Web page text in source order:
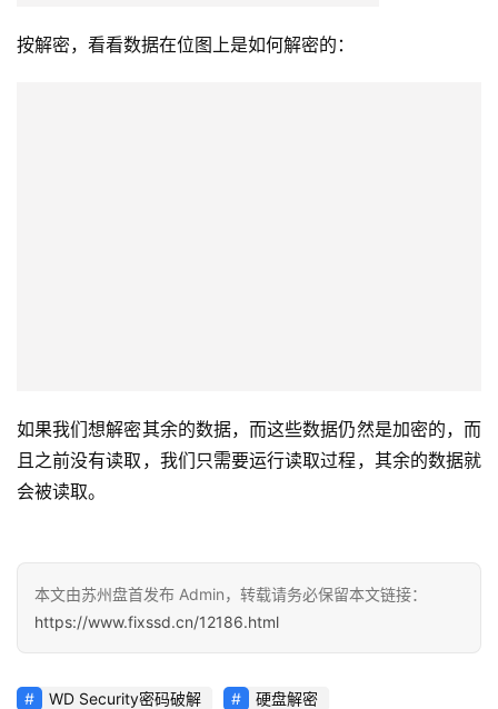
按解密，看看数据在位图上是如何解密的：
如果我们想解密其余的数据，而这些数据仍然是加密的，而
且之前没有读取，我们只需要运行读取过程，其余的数据就
会被读取。
本文由苏州盘首发布 Admin，转载请务必保留本文链接：
https://www.fixssd.cn/12186.html
WD Security密码破解
硬盘解密